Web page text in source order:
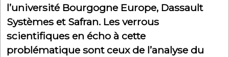
l’université Bourgogne Europe, Dassault
Systèmes et Safran. Les verrous
scientifiques en écho à cette
problématique sont ceux de l’analyse du